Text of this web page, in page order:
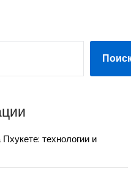
технологии и